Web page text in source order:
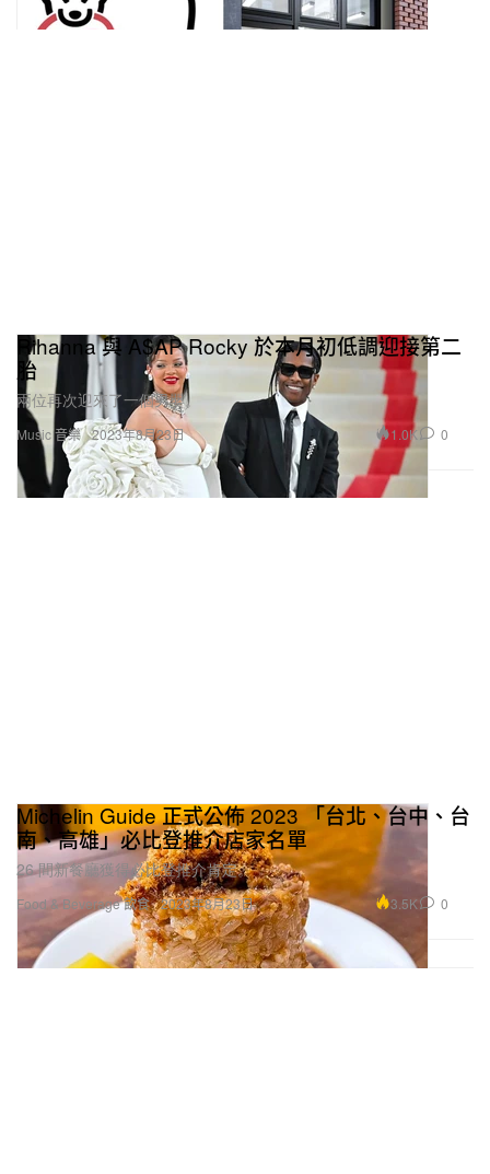
Music 音樂
Rihanna 與 A$AP Rocky 於本月初低調迎接第二
胎
兩位再次迎來了一個男嬰。
2023年8月23日 1.0K 0
Food & Beverage 飲食
Michelin Guide 正式公佈 2023 「台北、台中、台
南、高雄」必比登推介店家名單
26 間新餐廳獲得必比登推介肯定。
2023年8月23日 3.5K 0